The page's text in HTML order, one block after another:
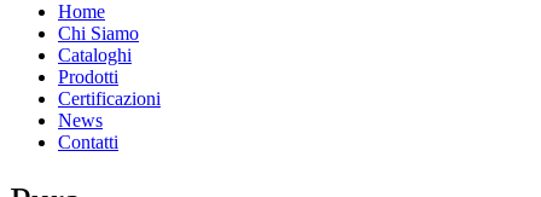
Home
Chi Siamo
Cataloghi
Prodotti
Certificazioni
News
Contatti